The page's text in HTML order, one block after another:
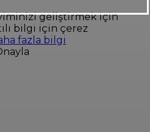
geliştirmek için
bilgi için çerez
fazla bilgi